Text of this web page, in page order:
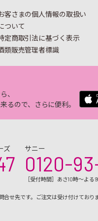
客さまの個人情報の取扱い
ついて
定商取引法に基づく表示
類販売管理者標識
、
るので、さらに便利。
ズ
サニー
0120-
［受付時間］あさ10時～よる
せ先です。ご注文は受け付けており